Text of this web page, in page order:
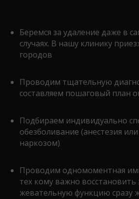
Беремся за удаление даже в
случаях. В нашу клинику
городов
Проводим тщательную
составляем пошаговый план
Подбираем индивидуально
обезболивание (анестезия
наркозом)
Проводим одномоментная
тех кому важно восстановить
жевательную функцию сразу